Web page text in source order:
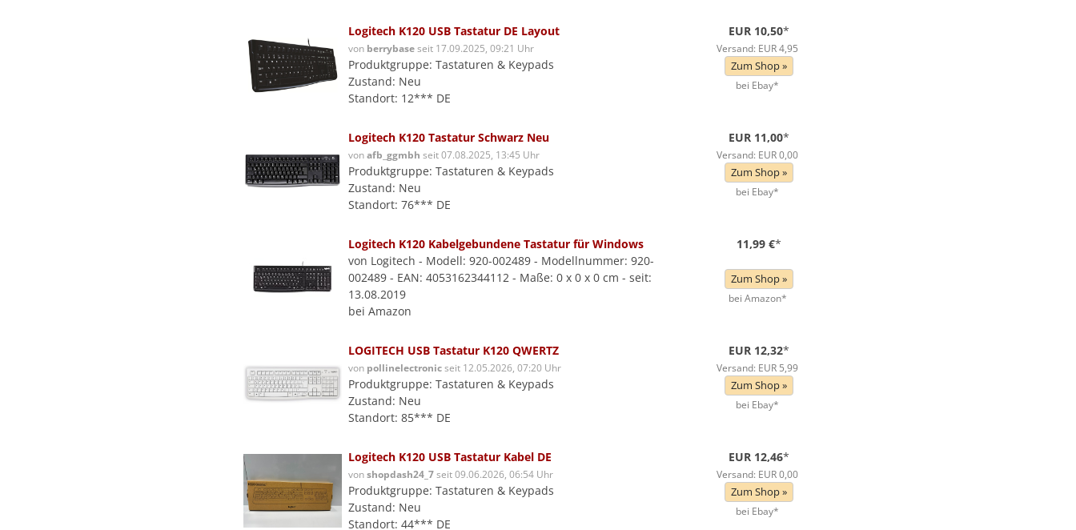
Logitech K120 USB Tastatur DE Layout
von berrybaseseit 17.09.2025, 09:21 Uhr
Produktgruppe: Tastaturen & Keypads
Zustand: Neu
Standort: 12*** DE
EUR 10,50*
Versand: EUR 4,95
Zum Shop »
bei Ebay*
Logitech K120 Tastatur Schwarz Neu
vonafb_ggmbh seit 07.08.2025, 13:45 Uhr
Produktgruppe: Tastaturen & Keypads
Zustand: Neu
Standort: 76*** DE
EUR 11,00*
Versand: EUR 0,00
Zum Shop »
bei Ebay*
Logitech K120 Kabelgebundene Tastatur für Windows
von Logitech - Modell: 920-002489 - Modellnummer: 920-
002489 - EAN: 4053162344112 - Maße: 0 x 0 x 0 cm - seit:
13.08.2019
bei Amazon
11,99 €*
Zum Shop »
bei Amazon*
LOGITECH USB Tastatur K120 QWERTZ
von pollinelectronicseit 12.05.2026, 07:20 Uhr
Produktgruppe: Tastaturen & Keypads
Zustand: Neu
Standort: 85*** DE
EUR 12,32*
Versand: EUR 5,99
Zum Shop »
bei Ebay*
Logitech K120 USB Tastatur Kabel DE
vonshopdash24_7seit 09.06.2026, 06:54 Uhr
Produktgruppe: Tastaturen & Keypads
Zustand: Neu
Standort: 44*** DE
EUR 12,46*
Versand: EUR 0,00
Zum Shop »
bei Ebay*